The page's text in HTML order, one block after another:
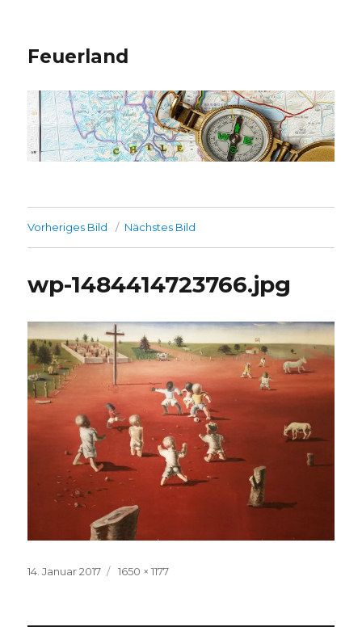
Feuerland
Vorheriges Bild Nächstes Bild
wp-1484414723766.jpg
Veröffentlicht
14. Januar 2017
Volle
1650 × 1177